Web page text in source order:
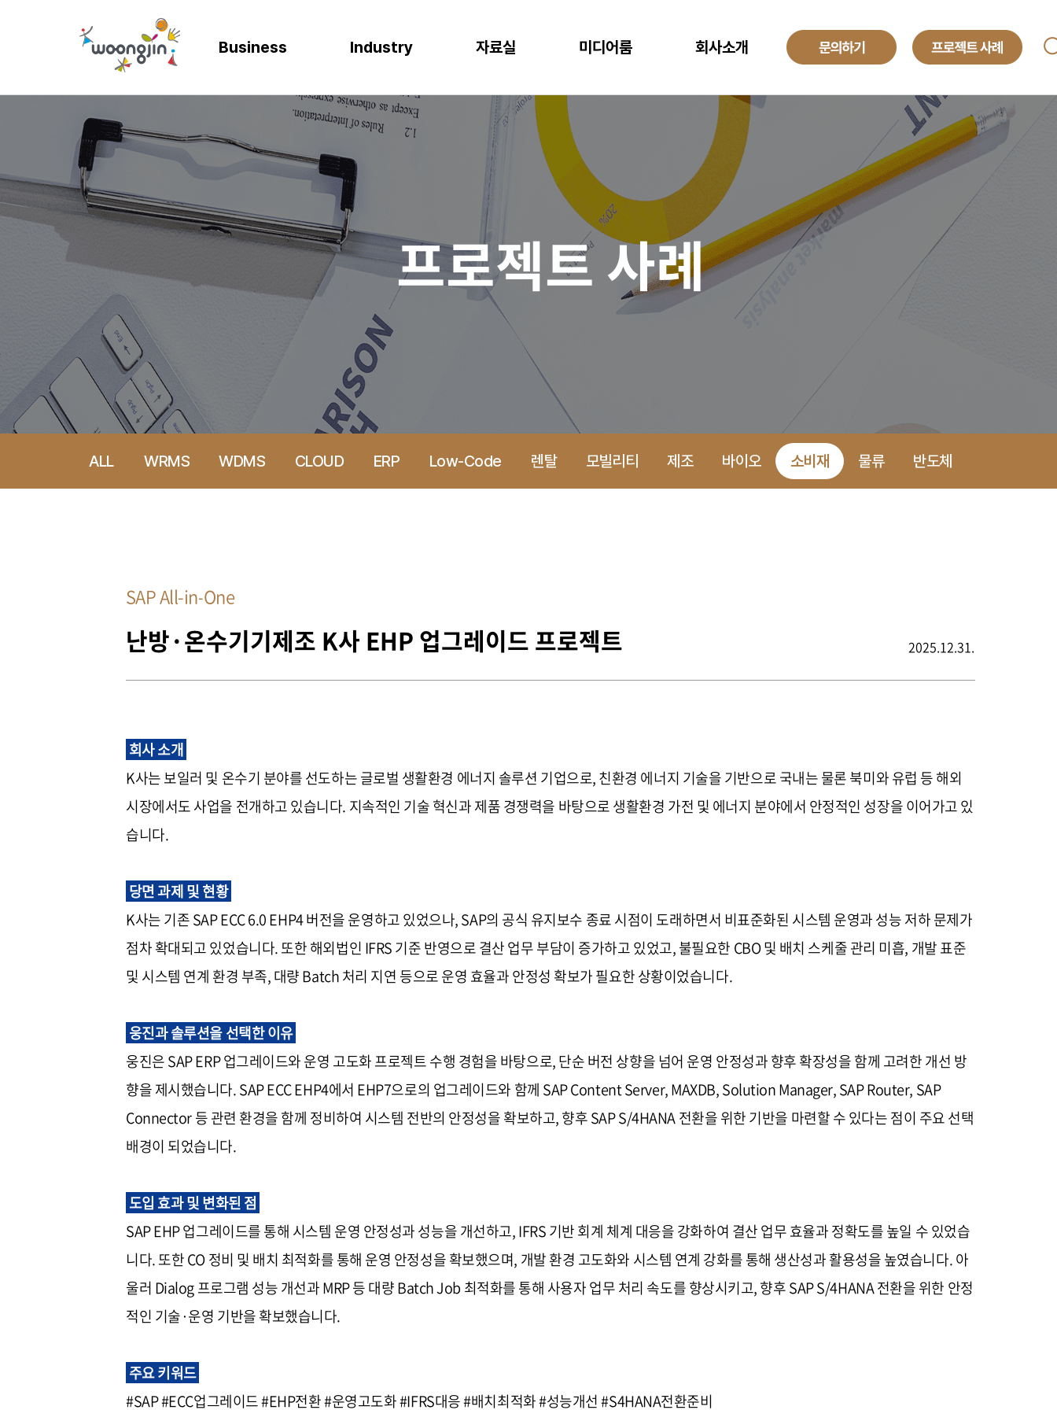
Business
AICC | AI 고객상담 시스템
WIKL | AI 인사이트 플랫폼
AI웅수 | 그룹웨어 AI
SAP Joule
Mendix MAIA
WRMS
WDMS
Business Synergy Suite
ERP
SAP S/4HANA
SAP Business One
SAP EWM
Microsoft Dynamics 365
Smart Factory
WiJARD Package
CLOUD ONEPACK
CLOUD
AWS (Amazon Web Services)
Microsoft Azure
Microsoft Power Platform
NAVER Cloud Platform
Mendix
워크쓰루 & 네이버웍스 코어
MANAGED SERVICE
Global Development Center
컨텍센터 BPO
Payroll BPO
Industry
고객 만족도 및 충성도 증대
사업 확장 및 브랜드 신뢰도 증가
통합 관리 및 운영 효율화
모빌리티
디지털 혁신을 위한 최적의 도구
프로세스 정립 및 글로벌 운영 시스템 구축
효율적인 자원관리
제조
디지털 혁신과 생산성
인공지능과 머신러닝으로 제조 혁신 실현
계획과 목표 중심의 프로세스 설계로 품질 향상
바이오
엄격한 규제 준수를 위한 IT시스템
성장을 위한 기반 마련
소비재
플랫폼을 통한 경쟁력 강화
데이터 분석과 기술의 활용
물류
복잡한 물류 현장을 위한 통합된 플랫폼
재고 없는 창고
미래 성장을 위한 유연한 물류 시스템
고도의 정밀성과 효율성을 위한 도구
자료실
프로젝트 사례
다운로드
미디어룸
공지사항
블로그
회사소개
기업소개
투자정보
해외법인
채용정보
추천 검색어 WRMS WDMS SAP ERP
렌탈 모빌리티 클라우드
프로젝트 사례
ALL WRMS WDMS CLOUD ERP Low-Code 렌탈 모빌리티 제조 바이오 소비재 물류 반도체
SAP All-in-One
난방·온수기기제조 K사 EHP 업그레이드 프로젝트 2025.12.31.
회사 소개
K사는 보일러 및 온수기 분야를 선도하는 글로벌 생활환경 에너지 솔루션 기업으로, 친환경 에너지 기술을 기반으로 국내는 물론 북미와 유럽 등 해외
시장에서도 사업을 전개하고 있습니다. 지속적인 기술 혁신과 제품 경쟁력을 바탕으로 생활환경 가전 및 에너지 분야에서 안정적인 성장을 이어가고 있
습니다.
당면 과제 및 현황
K사는 기존 SAP ECC 6.0 EHP4 버전을 운영하고 있었으나, SAP의 공식 유지보수 종료 시점이 도래하면서 비표준화된 시스템 운영과 성능 저하 문제가
점차 확대되고 있었습니다. 또한 해외법인 IFRS 기준 반영으로 결산 업무 부담이 증가하고 있었고, 불필요한 CBO 및 배치 스케줄 관리 미흡, 개발 표준
및 시스템 연계 환경 부족, 대량 Batch 처리 지연 등으로 운영 효율과 안정성 확보가 필요한 상황이었습니다.
웅진과 솔루션을 선택한 이유
웅진은 SAP ERP 업그레이드와 운영 고도화 프로젝트 수행 경험을 바탕으로, 단순 버전 상향을 넘어 운영 안정성과 향후 확장성을 함께 고려한 개선 방
향을 제시했습니다. SAP ECC EHP4에서 EHP7으로의 업그레이드와 함께 SAP Content Server, MAXDB, Solution Manager, SAP Router, SAP
Connector 등 관련 환경을 함께 정비하여 시스템 전반의 안정성을 확보하고, 향후 SAP S/4HANA 전환을 위한 기반을 마련할 수 있다는 점이 주요 선택
배경이 되었습니다.
도입 효과 및 변화된 점
SAP EHP 업그레이드를 통해 시스템 운영 안정성과 성능을 개선하고, IFRS 기반 회계 체계 대응을 강화하여 결산 업무 효율과 정확도를 높일 수 있었습
니다. 또한 CO 정비 및 배치 최적화를 통해 운영 안정성을 확보했으며, 개발 환경 고도화와 시스템 연계 강화를 통해 생산성과 활용성을 높였습니다. 아
울러 Dialog 프로그램 성능 개선과 MRP 등 대량 Batch Job 최적화를 통해 사용자 업무 처리 속도를 향상시키고, 향후 SAP S/4HANA 전환을 위한 안정
적인 기술·운영 기반을 확보했습니다.
주요 키워드
#SAP #ECC업그레이드 #EHP전환 #운영고도화 #IFRS대응 #배치최적화 #성능개선 #S4HANA전환준비